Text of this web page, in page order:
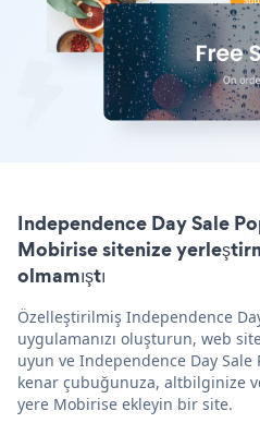
Independence Day Sale
Mobirise sitenize
olmamıştı
Özelleştirilmiş Independence
uygulamanızı oluşturun, web
uyun ve Independence Day Sale
kenar çubuğunuza, altbilginize
yere Mobirise ekleyin bir site.